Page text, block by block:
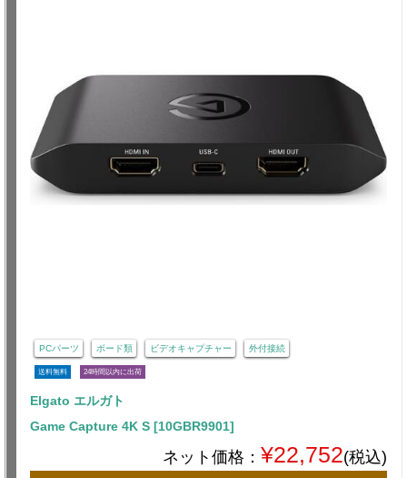
PCパーツ ボード類 ビデオキャプチャー 外付接続
送料無料 24時間以内に出荷
Elgato エルガト
Game Capture 4K S [10GBR9901]
ネット価格： ¥22,752(税込)